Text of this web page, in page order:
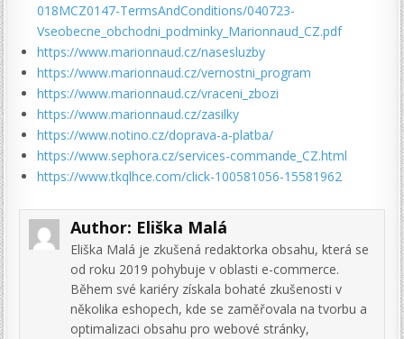
018MCZ0147-TermsAndConditions/040723-
Vseobecne_obchodni_podminky_Marionnaud_CZ.pdf
https://www.marionnaud.cz/nasesluzby
https://www.marionnaud.cz/vernostni_program
https://www.marionnaud.cz/vraceni_zbozi
https://www.marionnaud.cz/zasilky
https://www.notino.cz/doprava-a-platba/
https://www.sephora.cz/services-commande_CZ.html
https://www.tkqlhce.com/click-100581056-15581962
Author: Eliška Malá
Eliška Malá je zkušená redaktorka obsahu, která se
od roku 2019 pohybuje v oblasti e-commerce.
Během své kariéry získala bohaté zkušenosti v
několika eshopech, kde se zaměřovala na tvorbu a
optimalizaci obsahu pro webové stránky,